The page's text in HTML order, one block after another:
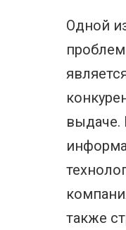
Одной
выдаче.
также